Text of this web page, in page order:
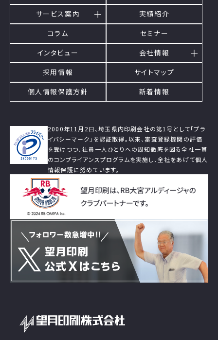
サービス案内
実績紹介
コラム
セミナー
インタビュー
会社情報
採用情報
サイトマップ
個人情報保護方針
新着情報
2000年11月2日、埼玉県内印刷会社の第1号として「プラ
イバシーマーク」を認証取得。以来、審査登録機関の評価
を受けつつ、社員一人ひとりへの周知徹底を図る全社一貫
のコンプライアンスプログラムを実施し、全社をあげて個人
情報保護に努めています。